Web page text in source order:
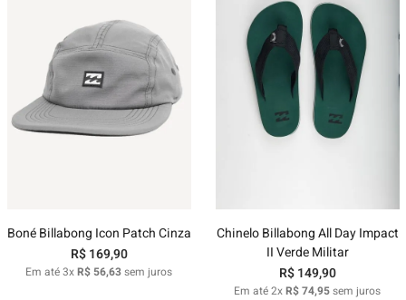
Boné Billabong Icon Patch Cinza
R$ 169,90
Em até3xR$ 56,63sem juros
Chinelo Billabong All Day Impact
II Verde Militar
R$ 149,90
Em até2xR$74,95sem juros